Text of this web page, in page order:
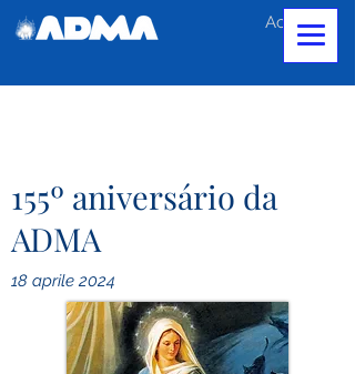
Accedi
155º aniversário da
ADMA
18 aprile 2024